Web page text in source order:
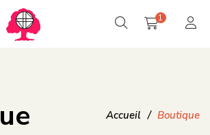
1
Accueil / Boutique